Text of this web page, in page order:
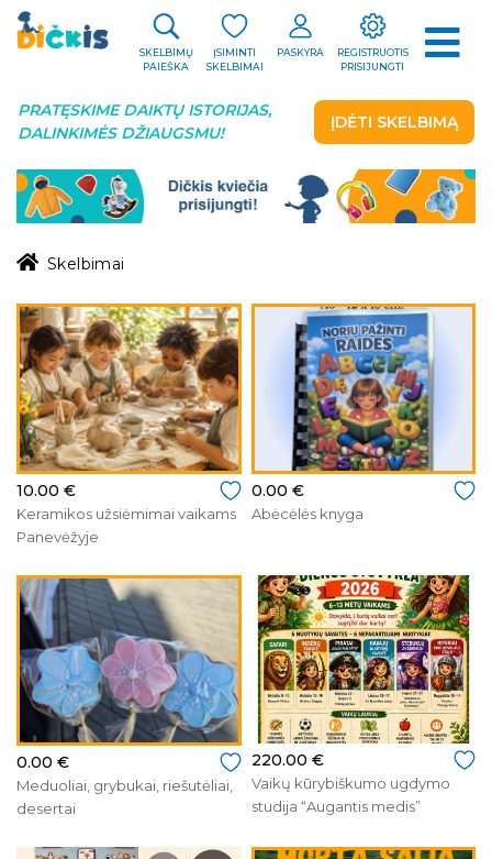
SKELBIMŲ
PAIEŠKA
ĮSIMINTI
SKELBIMAI
PASKYRA
REGISTRUOTIS
PRISIJUNGTI
PRATĘSKIME DAIKTŲ ISTORIJAS,
DALINKIMĖS DŽIAUGSMU!
ĮDĖTI SKELBIMĄ
Skelbimai
10.00 €
Keramikos užsiėmimai vaikams
Panevėžyje
0.00 €
Abėcėlės knyga
0.00 €
Meduoliai, grybukai, riešutėliai,
desertai
220.00 €
Vaikų kūrybiškumo ugdymo
studija “Augantis medis”